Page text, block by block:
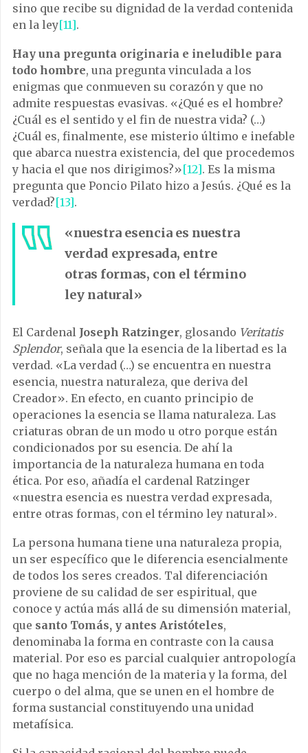
sino que recibe su dignidad de la verdad contenida
en la ley[11].
Hay una pregunta originaria e ineludible para
todo hombre, una pregunta vinculada a los
enigmas que conmueven su corazón y que no
admite respuestas evasivas. «¿Qué es el hombre?
¿Cuál es el sentido y el fin de nuestra vida? (…)
¿Cuál es, finalmente, ese misterio último e inefable
que abarca nuestra existencia, del que procedemos
y hacia el que nos dirigimos?»[12]. Es la misma
pregunta que Poncio Pilato hizo a Jesús. ¿Qué es la
verdad?[13].
«nuestra esencia es nuestra
verdad expresada, entre
otras formas, con el término
ley natural»
El Cardenal Joseph Ratzinger, glosando Veritatis
Splendor, señala que la esencia de la libertad es la
verdad. «La verdad (…) se encuentra en nuestra
esencia, nuestra naturaleza, que deriva del
Creador». En efecto, en cuanto principio de
operaciones la esencia se llama naturaleza. Las
criaturas obran de un modo u otro porque están
condicionados por su esencia. De ahí la
importancia de la naturaleza humana en toda
ética. Por eso, añadía el cardenal Ratzinger
«nuestra esencia es nuestra verdad expresada,
entre otras formas, con el término ley natural».
La persona humana tiene una naturaleza propia,
un ser específico que le diferencia esencialmente
de todos los seres creados. Tal diferenciación
proviene de su calidad de ser espiritual, que
conoce y actúa más allá de su dimensión material,
que santo Tomás, y antes Aristóteles,
denominaba la forma en contraste con la causa
material. Por eso es parcial cualquier antropología
que no haga mención de la materia y la forma, del
cuerpo o del alma, que se unen en el hombre de
forma sustancial constituyendo una unidad
metafísica.